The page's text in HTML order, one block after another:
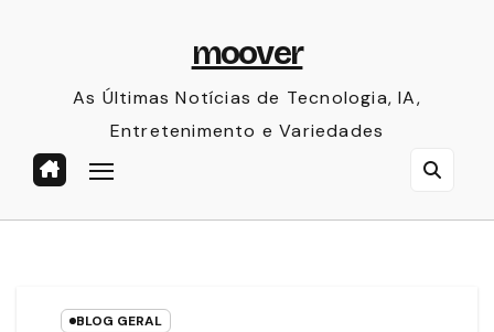
moover
As Últimas Notícias de Tecnologia, IA,
Entretenimento e Variedades
BLOG GERAL